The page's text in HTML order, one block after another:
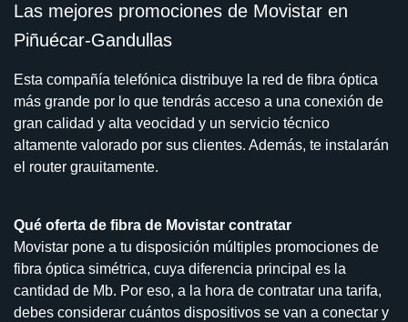
Las mejores promociones de Movistar en
Piñuécar-Gandullas
Esta compañía telefónica distribuye la red de fibra óptica
más grande por lo que tendrás acceso a una conexión de
gran calidad y alta veocidad y un servicio técnico
altamente valorado por sus clientes. Además, te instalarán
el router grauitamente.
Qué oferta de fibra de Movistar contratar
Movistar pone a tu disposición múltiples promociones de
fibra óptica simétrica, cuya diferencia principal es la
cantidad de Mb. Por eso, a la hora de contratar una tarifa,
debes considerar cuántos dispositivos se van a conectar y